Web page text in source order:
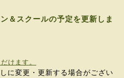
＆スクールの予定を更新しま
けます。
に変更・更新する場合がござい